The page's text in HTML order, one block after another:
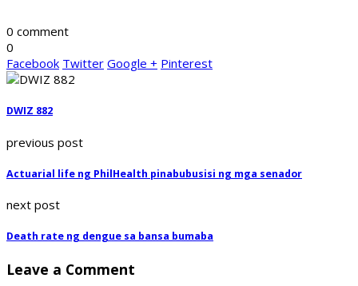
0 comment
0
Facebook Twitter Google + Pinterest
DWIZ 882
previous post
Actuarial life ng PhilHealth pinabubusisi ng mga senador
next post
Death rate ng dengue sa bansa bumaba
Leave a Comment